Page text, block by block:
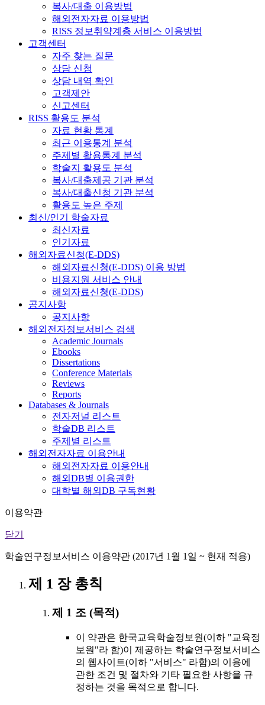
복사/대출 이용방법
해외전자자료 이용방법
RISS 정보취약계층 서비스 이용방법
고객센터
자주 찾는 질문
상담 신청
상담 내역 확인
고객제안
신고센터
RISS 활용도 분석
자료 현황 통계
최근 이용통계 분석
주제별 활용통계 분석
학술지 활용도 분석
복사/대출제공 기관 분석
복사/대출신청 기관 분석
활용도 높은 주제
최신/인기 학술자료
최신자료
인기자료
해외자료신청(E-DDS)
해외자료신청(E-DDS) 이용 방법
비용지원 서비스 안내
해외자료신청(E-DDS)
공지사항
공지사항
해외전자정보서비스 검색
Academic Journals
Ebooks
Dissertations
Conference Materials
Reviews
Reports
Databases & Journals
전자저널 리스트
학술DB 리스트
주제별 리스트
해외전자자료 이용안내
해외전자자료 이용안내
해외DB별 이용권한
대학별 해외DB 구독현황
이용약관
닫기
학술연구정보서비스 이용약관 (2017년 1월 1일 ~ 현재 적용)
제 1 장 총칙
제 1 조 (목적)
이 약관은 한국교육학술정보원(이하 "교육정
보원"라 함)이 제공하는 학술연구정보서비스
의 웹사이트(이하 "서비스" 라함)의 이용에
관한 조건 및 절차와 기타 필요한 사항을 규
정하는 것을 목적으로 합니다.